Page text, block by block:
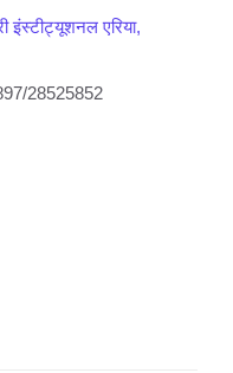
इंस्टीट्यूशनल एरिया,
28525852